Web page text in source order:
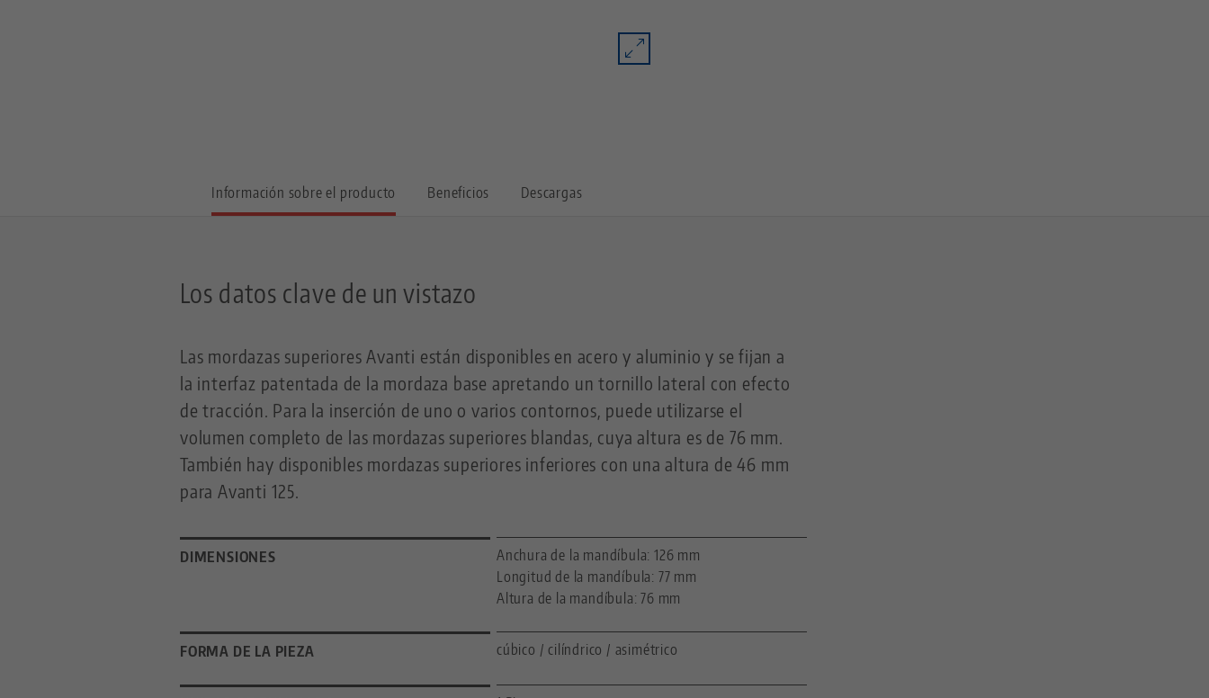
Información sobre el producto Beneficios Descargas
Los datos clave de un vistazo
Las mordazas superiores Avanti están disponibles en acero y aluminio y se fijan a
la interfaz patentada de la mordaza base apretando un tornillo lateral con efecto
de tracción. Para la inserción de uno o varios contornos, puede utilizarse el
volumen completo de las mordazas superiores blandas, cuya altura es de 76 mm.
También hay disponibles mordazas superiores inferiores con una altura de 46 mm
para Avanti 125.
DIMENSIONES
Anchura de la mandíbula: 126 mm
Longitud de la mandíbula: 77 mm
Altura de la mandíbula: 76 mm
FORMA DE LA PIEZA cúbico / cilíndrico / asimétrico